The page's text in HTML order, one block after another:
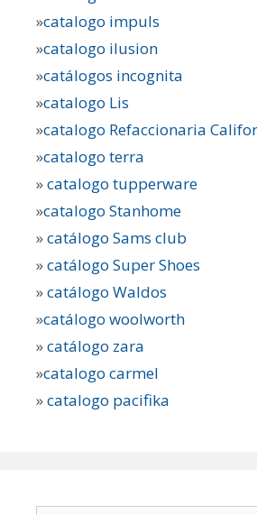
»catalogo impuls
»catalogo ilusion
»catálogos incognita
»catalogo Lis
»catalogo Refaccionaria
»catalogo terra
»catalogo tupperware
»catalogo Stanhome
»catálogo Sams club
»catálogo Super Shoes
»catálogo Waldos
»catálogo woolworth
»catálogo zara
»catalogo carmel
»catalogo pacifika